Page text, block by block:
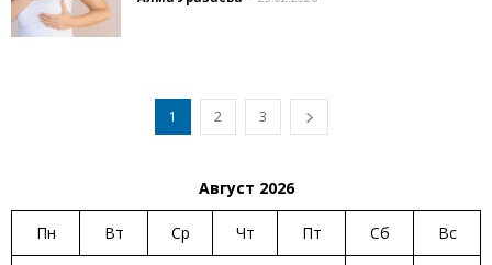
1 2 3
Август 2026
Пн Вт Ср Чт Пт Сб Вс